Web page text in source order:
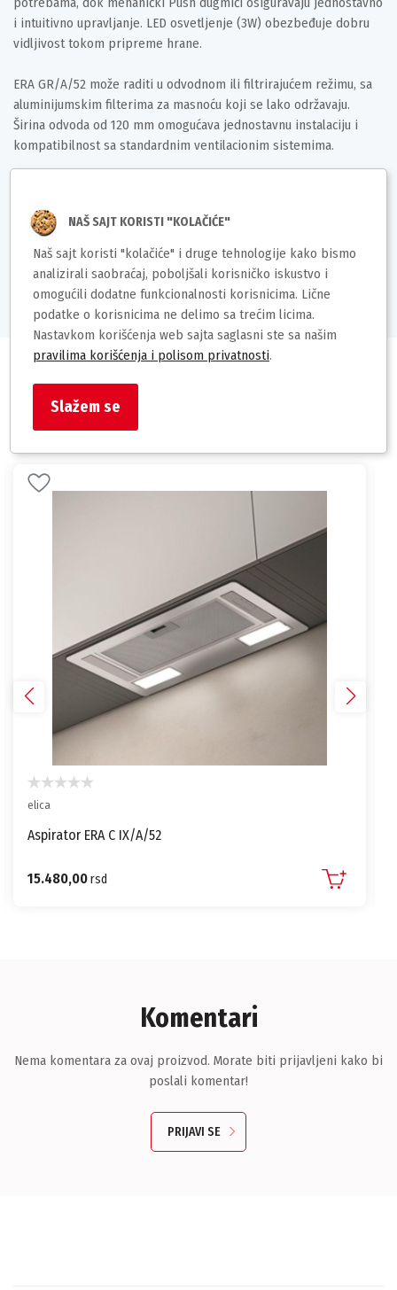
i intuitivno upravljanje. LED osvetljenje (3W) obezbeđuje dobru
vidljivost tokom pripreme hrane.
ERA GR/A/52 može raditi u odvodnom ili filtrirajućem režimu, sa
aluminijumskim filterima za masnoću koji se lako održavaju.
Širina odvoda od 120 mm omogućava jednostavnu instalaciju i
kompatibilnost sa standardnim ventilacionim sistemima.
efikasnom radu, ovaj aspirator je idealan izbor za kuhinje koje
zahtevaju praktičnost i pouzdanost.
Deklaracija
Slični proizvodi
elica
Aspirator ERA C IX/A/52
15.480,00rsd
Komentari
Nema komentara za ovaj proizvod. Morate biti prijavljeni kako bi
poslali komentar!
PRIJAVI SE
NAŠ SAJT KORISTI "KOLAČIĆE"
Naš sajt koristi "kolačiće" i druge tehnologije kako bismo
analizirali saobraćaj, poboljšali korisničko iskustvo i
omogućili dodatne funkcionalnosti korisnicima. Lične
podatke o korisnicima ne delimo sa trećim licima.
Nastavkom korišćenja web sajta saglasni ste sa našim
pravilima korišćenja i polisom privatnosti.
Slažem se